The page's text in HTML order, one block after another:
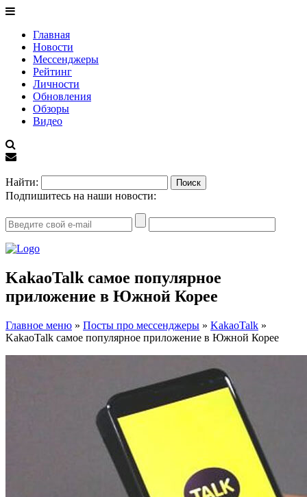
Главная
Новости
Мессенджеры
Рейтинг
Личности
Обновления
Обзоры
Видео
Найти:
Подпишитесь на наши новости:
KakaoTalk самое популярное
приложение в Южной Корее
Главное меню » Посты про мессенджеры » KakaoTalk »
KakaoTalk самое популярное приложение в Южной Корее